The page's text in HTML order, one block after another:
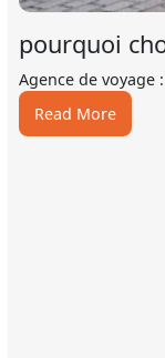
pourquoi
Agence de voyage
Read More: